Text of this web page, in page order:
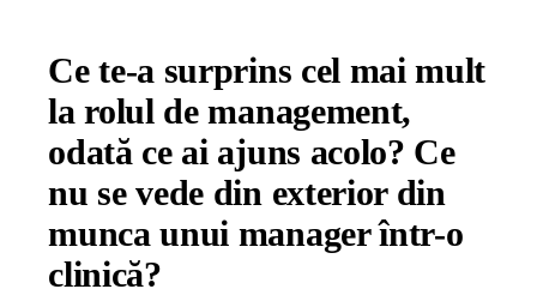
Ce te-a surprins cel mai mult
la rolul de management,
odată ce ai ajuns acolo? Ce
nu se vede din exterior din
munca unui manager într-o
clinică?